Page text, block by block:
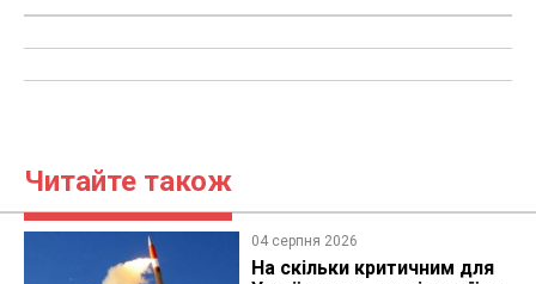
Читайте також
04 серпня 2026
На скільки критичним для